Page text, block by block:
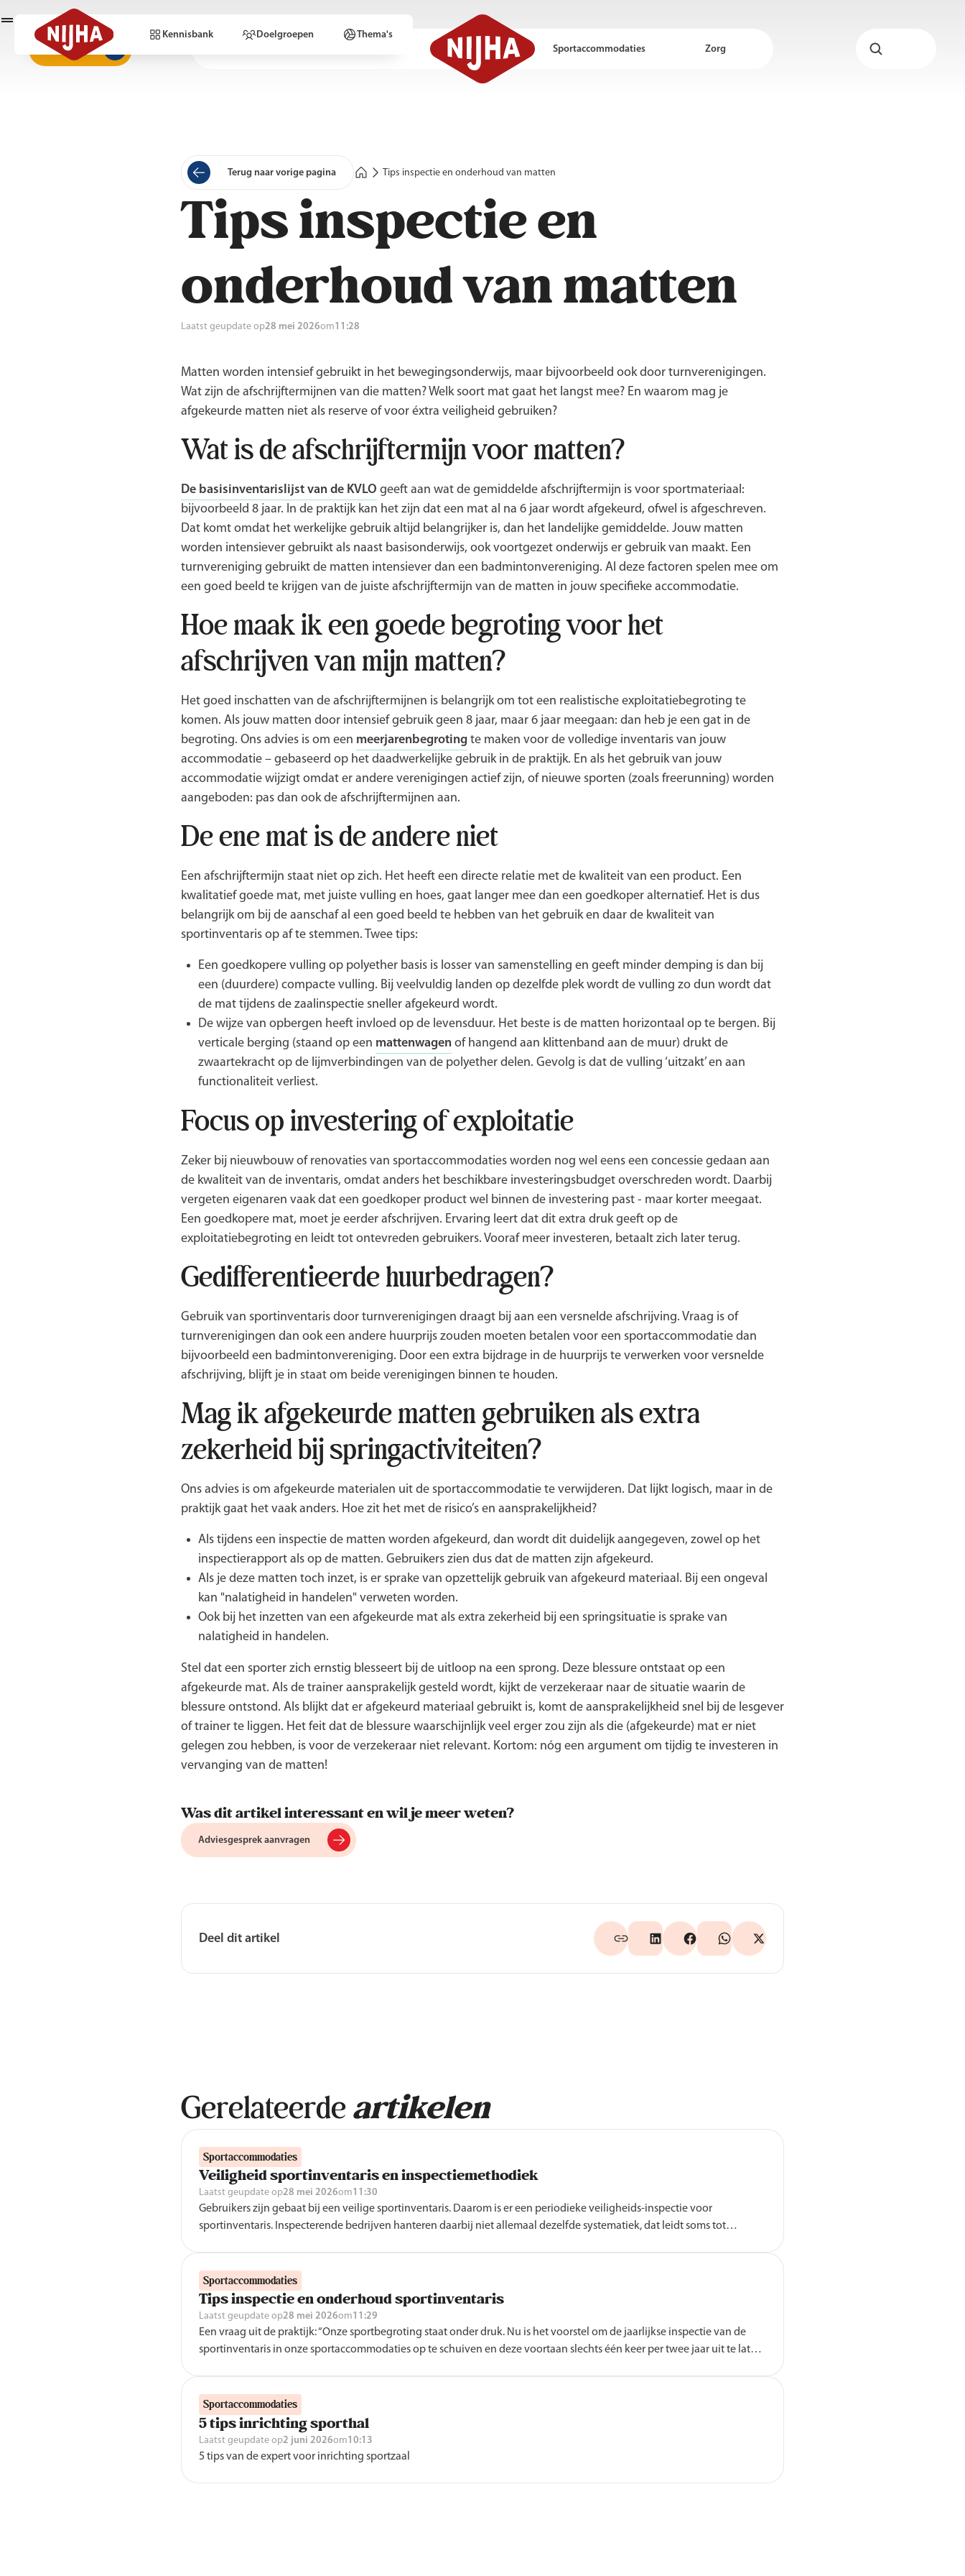
Webshop Sportaccommodaties Zorg
Kennisbank Doelgroepen Thema's
Terug naar vorige pagina Tips inspectie en onderhoud van matten
Tips inspectie en
onderhoud van matten
Laatst geupdate op28 mei 2026om11:28
Matten worden intensief gebruikt in het bewegingsonderwijs, maar bijvoorbeeld ook door turnverenigingen.
Wat zijn de afschrijftermijnen van die matten? Welk soort mat gaat het langst mee? En waarom mag je
afgekeurde matten niet als reserve of voor éxtra veiligheid gebruiken?
Wat is de afschrijftermijn voor matten?
De basisinventarislijst van de KVLO geeft aan wat de gemiddelde afschrijftermijn is voor sportmateriaal:
bijvoorbeeld 8 jaar. In de praktijk kan het zijn dat een mat al na 6 jaar wordt afgekeurd, ofwel is afgeschreven.
Dat komt omdat het werkelijke gebruik altijd belangrijker is, dan het landelijke gemiddelde. Jouw matten
worden intensiever gebruikt als naast basisonderwijs, ook voortgezet onderwijs er gebruik van maakt. Een
turnvereniging gebruikt de matten intensiever dan een badmintonvereniging. Al deze factoren spelen mee om
een goed beeld te krijgen van de juiste afschrijftermijn van de matten in jouw specifieke accommodatie.
Hoe maak ik een goede begroting voor het
afschrijven van mijn matten?
Het goed inschatten van de afschrijftermijnen is belangrijk om tot een realistische exploitatiebegroting te
komen. Als jouw matten door intensief gebruik geen 8 jaar, maar 6 jaar meegaan: dan heb je een gat in de
begroting. Ons advies is om een meerjarenbegroting te maken voor de volledige inventaris van jouw
accommodatie – gebaseerd op het daadwerkelijke gebruik in de praktijk. En als het gebruik van jouw
accommodatie wijzigt omdat er andere verenigingen actief zijn, of nieuwe sporten (zoals freerunning) worden
aangeboden: pas dan ook de afschrijftermijnen aan.
De ene mat is de andere niet
Een afschrijftermijn staat niet op zich. Het heeft een directe relatie met de kwaliteit van een product. Een
kwalitatief goede mat, met juiste vulling en hoes, gaat langer mee dan een goedkoper alternatief. Het is dus
belangrijk om bij de aanschaf al een goed beeld te hebben van het gebruik en daar de kwaliteit van
sportinventaris op af te stemmen. Twee tips:
Een goedkopere vulling op polyether basis is losser van samenstelling en geeft minder demping is dan bij
een (duurdere) compacte vulling. Bij veelvuldig landen op dezelfde plek wordt de vulling zo dun wordt dat
de mat tijdens de zaalinspectie sneller afgekeurd wordt.
De wijze van opbergen heeft invloed op de levensduur. Het beste is de matten horizontaal op te bergen. Bij
verticale berging (staand op een mattenwagen of hangend aan klittenband aan de muur) drukt de
zwaartekracht op de lijmverbindingen van de polyether delen. Gevolg is dat de vulling ‘uitzakt’ en aan
functionaliteit verliest.
Focus op investering of exploitatie
Zeker bij nieuwbouw of renovaties van sportaccommodaties worden nog wel eens een concessie gedaan aan
de kwaliteit van de inventaris, omdat anders het beschikbare investeringsbudget overschreden wordt. Daarbij
vergeten eigenaren vaak dat een goedkoper product wel binnen de investering past - maar korter meegaat.
Een goedkopere mat, moet je eerder afschrijven. Ervaring leert dat dit extra druk geeft op de
exploitatiebegroting en leidt tot ontevreden gebruikers. Vooraf meer investeren, betaalt zich later terug.
Gedifferentieerde huurbedragen?
Gebruik van sportinventaris door turnverenigingen draagt bij aan een versnelde afschrijving. Vraag is of
turnverenigingen dan ook een andere huurprijs zouden moeten betalen voor een sportaccommodatie dan
bijvoorbeeld een badmintonvereniging. Door een extra bijdrage in de huurprijs te verwerken voor versnelde
afschrijving, blijft je in staat om beide verenigingen binnen te houden.
Mag ik afgekeurde matten gebruiken als extra
zekerheid bij springactiviteiten?
Ons advies is om afgekeurde materialen uit de sportaccommodatie te verwijderen. Dat lijkt logisch, maar in de
praktijk gaat het vaak anders. Hoe zit het met de risico’s en aansprakelijkheid?
Als tijdens een inspectie de matten worden afgekeurd, dan wordt dit duidelijk aangegeven, zowel op het
inspectierapport als op de matten. Gebruikers zien dus dat de matten zijn afgekeurd.
Als je deze matten toch inzet, is er sprake van opzettelijk gebruik van afgekeurd materiaal. Bij een ongeval
kan "nalatigheid in handelen" verweten worden.
Ook bij het inzetten van een afgekeurde mat als extra zekerheid bij een springsituatie is sprake van
nalatigheid in handelen.
Stel dat een sporter zich ernstig blesseert bij de uitloop na een sprong. Deze blessure ontstaat op een
afgekeurde mat. Als de trainer aansprakelijk gesteld wordt, kijkt de verzekeraar naar de situatie waarin de
blessure ontstond. Als blijkt dat er afgekeurd materiaal gebruikt is, komt de aansprakelijkheid snel bij de lesgever
of trainer te liggen. Het feit dat de blessure waarschijnlijk veel erger zou zijn als die (afgekeurde) mat er niet
gelegen zou hebben, is voor de verzekeraar niet relevant. Kortom: nóg een argument om tijdig te investeren in
vervanging van de matten!
Was dit artikel interessant en wil je meer weten?
Adviesgesprek aanvragen
Deel dit artikel
Gerelateerdeartikelen
Sportaccommodaties
Veiligheid sportinventaris en inspectiemethodiek
Laatst geupdate op28 mei 2026om11:30
Gebruikers zijn gebaat bij een veilige sportinventaris. Daarom is er een periodieke veiligheids-inspectie voor
sportinventaris. Inspecterende bedrijven hanteren daarbij niet allemaal dezelfde systematiek, dat leidt soms tot
Sportaccommodaties
Tips inspectie en onderhoud sportinventaris
Laatst geupdate op28 mei 2026om11:29
Een vraag uit de praktijk: “Onze sportbegroting staat onder druk. Nu is het voorstel om de jaarlijkse inspectie van de
sportinventaris in onze sportaccommodaties op te schuiven en deze voortaan slechts één keer per twee jaar uit te laten
Sportaccommodaties
5 tips inrichting sporthal
Laatst geupdate op2 juni 2026om10:13
5 tips van de expert voor inrichting sportzaal